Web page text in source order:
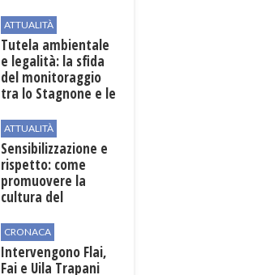
ATTUALITÀ
Tutela ambientale
e legalità: la sfida
del monitoraggio
tra lo Stagnone e le
ATTUALITÀ
Sensibilizzazione e
rispetto: come
promuovere la
cultura del
dopo la Legge
82/2025
CRONACA
Intervengono Flai,
Fai e Uila Trapani